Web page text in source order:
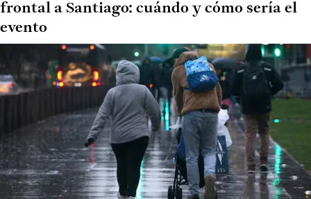
frontal a Santiago: cuándo y cómo sería el
evento